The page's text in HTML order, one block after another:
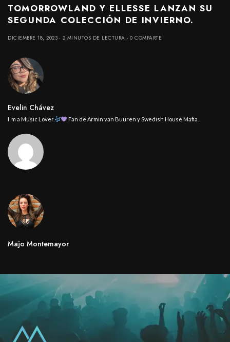
TOMORROWLAND Y ELLESSE LANZAN SU
SEGUNDA COLECCIÓN DE INVIERNO.
DICIEMBRE 18, 2023 2 MINUTOS DE LECTURA 0 COMPARTE
Evelin Chávez
I’ m a Music Lover. Fan de Armin van Buuren y Swedish House Mafia.
Majo Montemayor